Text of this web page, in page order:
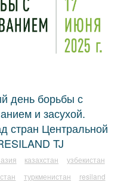
день борьбы с
и засухой.
стран Центральной
TJ
казахстан
узбекистан
туркменистан resiland